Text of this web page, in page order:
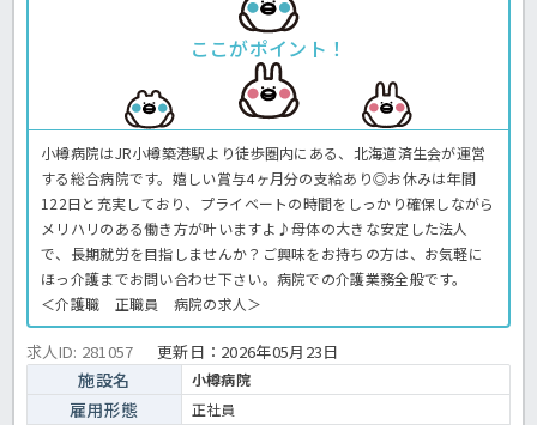
ここがポイント！
小樽病院はJR小樽築港駅より徒歩圏内にある、北海道済生会が運営
する総合病院です。嬉しい賞与4ヶ月分の支給あり◎お休みは年間
122日と充実しており、プライベートの時間をしっかり確保しながら
メリハリのある働き方が叶いますよ♪母体の大きな安定した法人
で、長期就労を目指しませんか？ご興味をお持ちの方は、お気軽に
ほっ介護までお問い合わせ下さい。病院での介護業務全般です。
＜介護職 正職員 病院の求人＞
求人ID: 281057 更新日： 2026年05月23日
施設名 小樽病院
雇用形態 正社員